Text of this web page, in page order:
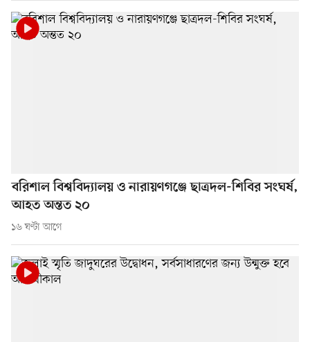
বরিশাল বিশ্ববিদ্যালয় ও নারায়ণগঞ্জে ছাত্রদল-শিবির সংঘর্ষ,
আহত অন্তত ২০
১৬ ঘণ্টা আগে